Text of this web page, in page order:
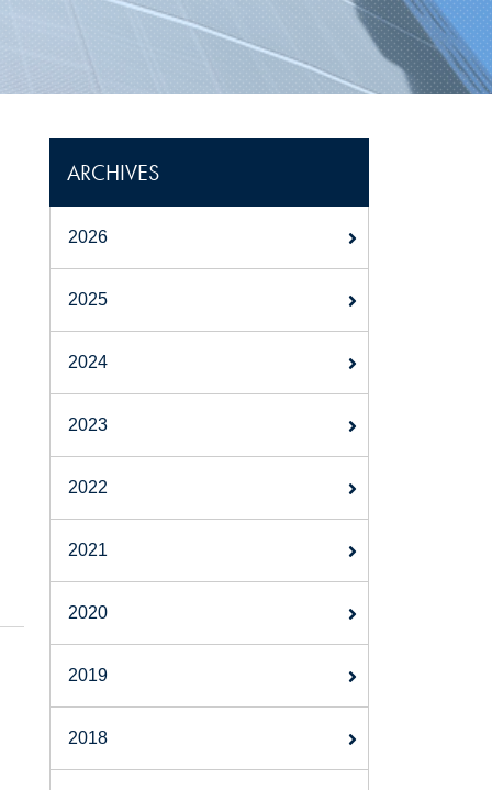
ARCHIVES
2026
2025
2024
2023
2022
2021
2020
2019
2018